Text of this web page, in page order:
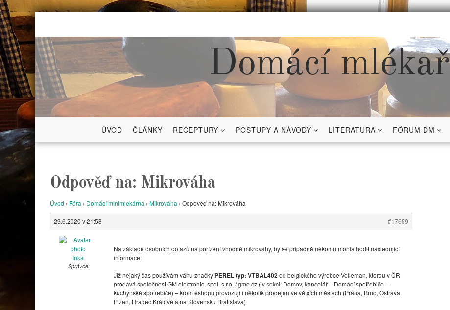
Skip
content
Domácí mlékař
ÚVOD ČLÁNKY RECEPTURY POSTUPY A NÁVODY LITERATURA FÓRUM DM
Odpověď na: Mikrováha
Úvod › Fóra › Domácí minimlékárna › Mikrováha › Odpověď na: Mikrováha
29.6.2020 v 21:58 #17659
Inka
Správce
Na základě osobních dotazů na pořízení vhodné mikrováhy, by se případně někomu mohla hodit následující
informace:
Již nějaký čas používám váhu značky PEREL typ: VTBAL402od belgického výrobce Velleman, kterou v ČR
prodává společnost GM electronic, spol. s.r.o. / gme.cz ( v sekci: Domov, kancelář – Domácí spotřebiče –
kuchyňské spotřebiče) – krom eshopu provozují i několik prodejen ve větších městech (Praha, Brno, Ostrava,
Plzeň, Hradec Králové a na Slovensku Bratislava)